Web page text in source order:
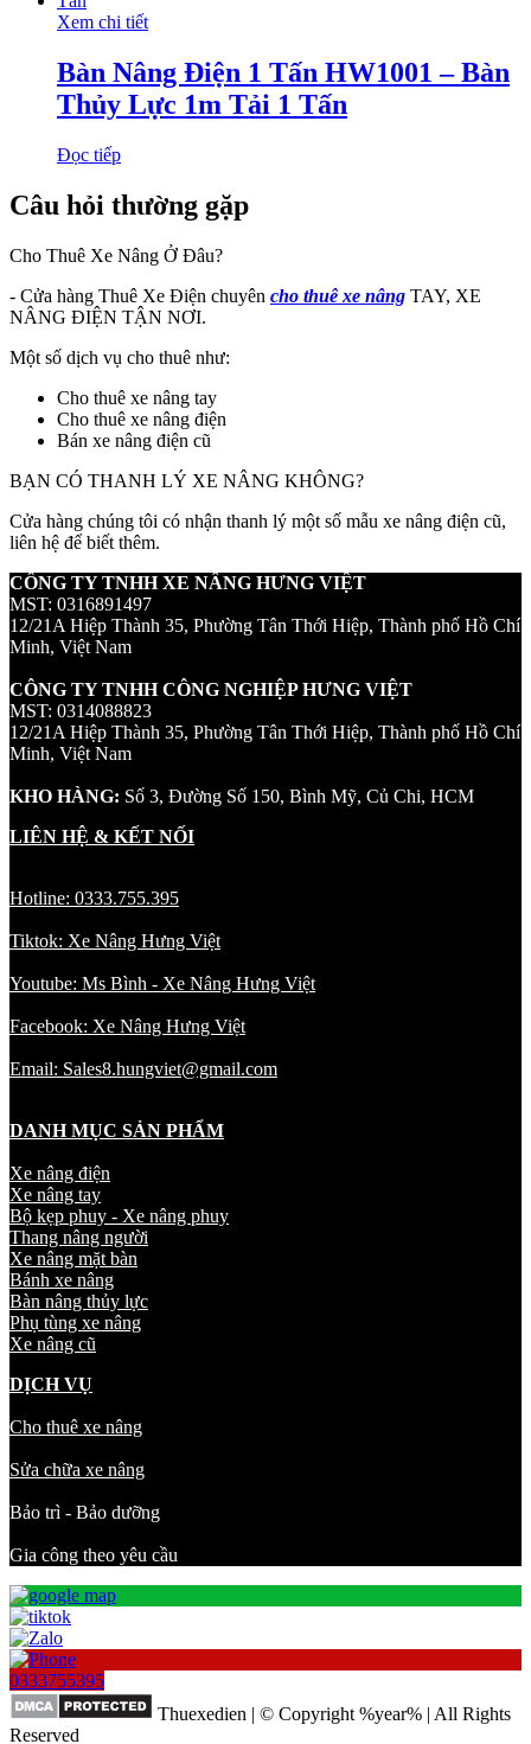
Xem chi tiết
Bàn Nâng Điện 1 Tấn HW1001 – Bàn
Thủy Lực 1m Tải 1 Tấn
Đọc tiếp
Câu hỏi thường gặp
Cho Thuê Xe Nâng Ở Đâu?
- Cửa hàng Thuê Xe Điện chuyên cho thuê xe nâng TAY, XE
NÂNG ĐIỆN TẬN NƠI.
Một số dịch vụ cho thuê như:
Cho thuê xe nâng tay
Cho thuê xe nâng điện
Bán xe nâng điện cũ
BẠN CÓ THANH LÝ XE NÂNG KHÔNG?
Cửa hàng chúng tôi có nhận thanh lý một số mẫu xe nâng điện cũ,
liên hệ để biết thêm.
CÔNG TY TNHH XE NÂNG HƯNG VIỆT
MST: 0316891497
12/21A Hiệp Thành 35, Phường Tân Thới Hiệp, Thành phố Hồ Chí
Minh, Việt Nam
CÔNG TY TNHH CÔNG NGHIỆP HƯNG VIỆT
MST: 0314088823
12/21A Hiệp Thành 35, Phường Tân Thới Hiệp, Thành phố Hồ Chí
Minh, Việt Nam
KHO HÀNG: Số 3, Đường Số 150, Bình Mỹ, Củ Chi, HCM
LIÊN HỆ & KẾT NỐI
Hotline: 0333.755.395
Tiktok: Xe Nâng Hưng Việt
Youtube: Ms Bình - Xe Nâng Hưng Việt
Facebook: Xe Nâng Hưng Việt
Email: Sales8.hungviet@gmail.com
DANH MỤC SẢN PHẨM
Xe nâng điện
Xe nâng tay
Bộ kẹp phuy - Xe nâng phuy
Thang nâng người
Xe nâng mặt bàn
Bánh xe nâng
Bàn nâng thủy lực
Phụ tùng xe nâng
Xe nâng cũ
DỊCH VỤ
Cho thuê xe nâng
Sửa chữa xe nâng
Bảo trì - Bảo dưỡng
Gia công theo yêu cầu
0333755395
Thuexedien | © Copyright %year% | All Rights
Reserved